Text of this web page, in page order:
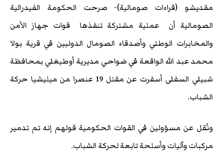
مقديشو (قراءات صومالية)- صرحت الحكومة الفيدرالية
الصومالية أن عملية مشتركة تنفذها قوات جهاز الأمن
والمخابرات الوطني وأصدقاء الصومال الدوليين في قرية بولا
محمد عبد الله الواقعة في ضواحي مديرية أوطيغلي بمحافظة
شبيلي السفلى أسفرت عن مقتل 19 عنصرا من ميليشيا حركة
الشباب.
ونُقل عن مسؤولين في القوات الحكومية قولهم إنه تم تدمير
مركبات وآليات وأسلحة تابعة لحركة الشباب.